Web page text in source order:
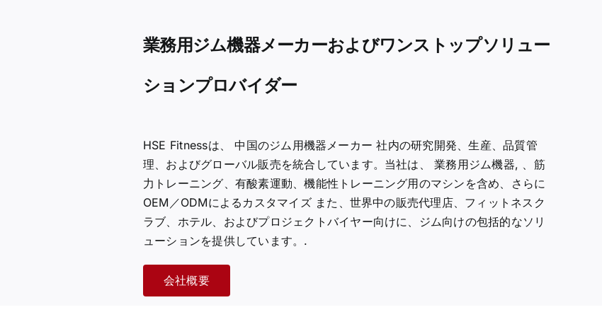
業務用ジム機器メーカーおよびワンストップソリュー
ションプロバイダー
HSE Fitnessは、中国のジム用機器メーカー 社内の研究開発、生産、品質管
理、およびグローバル販売を統合しています。当社は、業務用ジム機器, 、筋
力トレーニング、有酸素運動、機能性トレーニング用のマシンを含め、さらに
OEM／ODMによるカスタマイズまた、世界中の販売代理店、フィットネスク
ラブ、ホテル、およびプロジェクトバイヤー向けに、ジム向けの包括的なソリ
ューションを提供しています。.
会社概要